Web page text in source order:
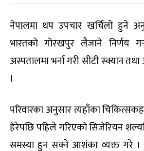
नेपालमा थप उपचार खर्चिलो हुने
भारतको गोरखपुर लैजाने निर्णय
अस्पतालमा भर्ना गरी सीटी स्क्यान
।
परिवारका अनुसार त्यहाँका
हेरेपछि पहिले गरिएको सिजेरियन
समस्या हुन सक्ने आशंका व्यक्त गरे ।